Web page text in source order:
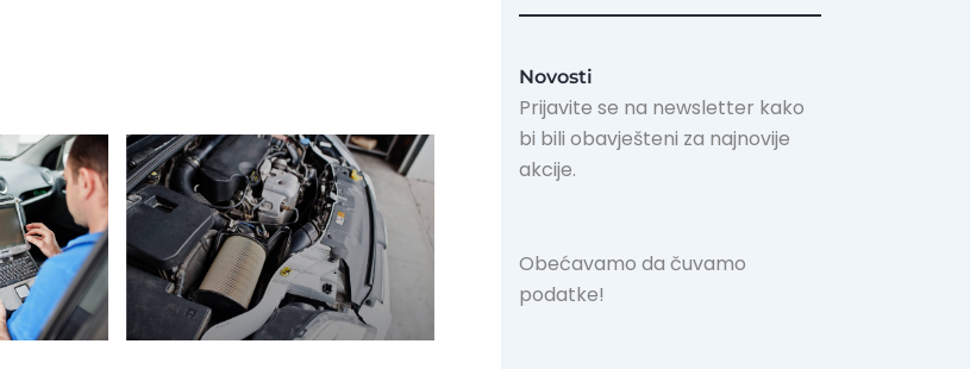
o
g
d
n
Novosti
Prijavite se na newsletter kako
bi bili obavješteni za najnovije
akcije.
Obećavamo da čuvamo
podatke!